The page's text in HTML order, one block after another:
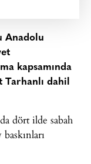
Anadolu
kapsamında
dahil
dört ilde sabah